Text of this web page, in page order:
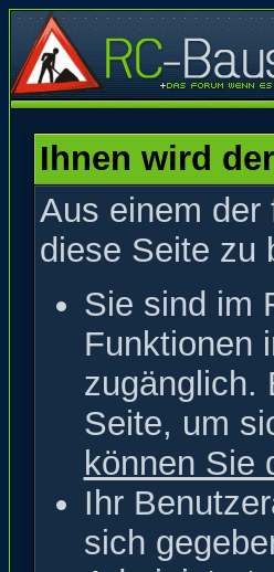
Ihnen wird
Aus einem der
diese Seite zu
Sie sind im
Funktionen
zugänglich.
Seite, um
können Sie
Ihr
sich